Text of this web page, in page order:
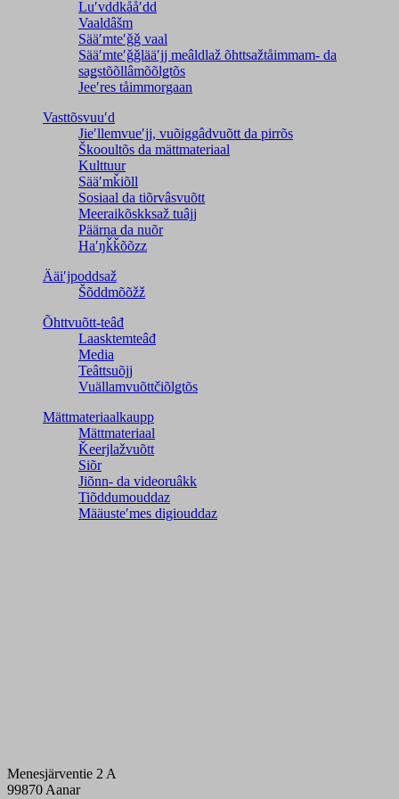
Luʹvddkååʹdd
Vaaldâšm
Sääʹmteʹǧǧ vaal
Sääʹmteʹǧǧlääʹjj meâldlaž õhttsažtåimmam- da
saǥstõõllâmõõlǥtõs
Jeeʹres tåimmorgaan
Vasttõsvuuʹd
Jieʹllemvueʹjj, vuõiggâdvuõtt da pirrõs
Škooultõs da mättmateriaal
Kulttuur
Sääʹmǩiõll
Sosiaal da tiõrvâsvuõtt
Meeraikõskksaž tuâjj
Päärna da nuõr
Haʹŋǩǩõõzz
Ääiʹjpoddsaž
Šõddmõõžž
Õhttvuõtt-teâđ
Laasktemteâđ
Media
Teâttsuõjj
Vuällamvuõttčiõlǥtõs
Mättmateriaalkaupp
Mättmateriaal
Ǩeerjlažvuõtt
Siõr
Jiõnn- da videoruâkk
Tiõddumouddaz
Määusteʹmes digiouddaz
Menesjärventie 2 A
99870 Aanar